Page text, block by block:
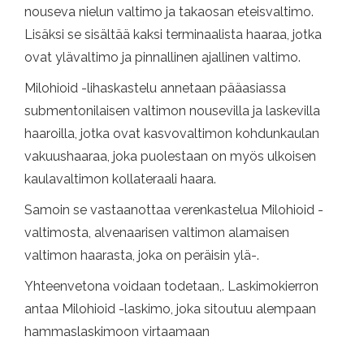
nouseva nielun valtimo ja takaosan eteisvaltimo.
Lisäksi se sisältää kaksi terminaalista haaraa, jotka
ovat ylävaltimo ja pinnallinen ajallinen valtimo.
Milohioid -lihaskastelu annetaan pääasiassa
submentonilaisen valtimon nousevilla ja laskevilla
haaroilla, jotka ovat kasvovaltimon kohdunkaulan
vakuushaaraa, joka puolestaan ​​on myös ulkoisen
kaulavaltimon kollateraali haara.
Samoin se vastaanottaa verenkastelua Milohioid -
valtimosta, alvenaarisen valtimon alamaisen
valtimon haarasta, joka on peräisin ylä-.
Yhteenvetona voidaan todetaan,. Laskimokierron
antaa Milohioid -laskimo, joka sitoutuu alempaan
hammaslaskimoon virtaamaan